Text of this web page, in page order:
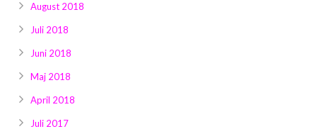
August 2018
Juli 2018
Juni 2018
Maj 2018
April 2018
Juli 2017